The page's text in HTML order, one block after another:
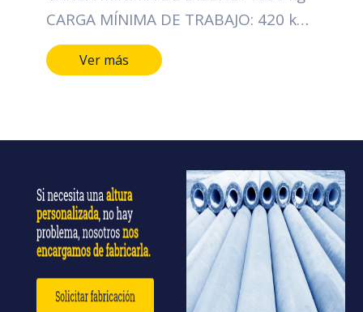
CARGA MÍNIMA DE TRABAJO: 420 kg
CARACTERÍSTICAS DIMENSIONALES
LONGITUD DEL POSTE: 16 MTS
DE ACERO ALAMBRE DE ESPIRAL:
CAL/12 PESO APROXIMADO: 2296 Kg
NORMA: ICONTEC 1329
CERTIFICACIÓN: RETIE
Ver más